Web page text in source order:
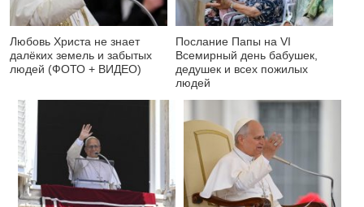
Любовь Христа не знает
далёких земель и забытых
людей (ФОТО + ВИДЕО)
Послание Папы на VI
Всемирный день бабушек,
дедушек и всех пожилых
людей